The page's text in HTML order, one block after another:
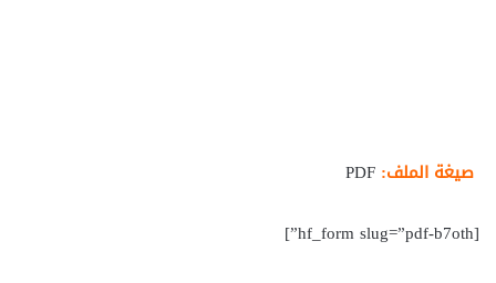
صيغة الملف:
[hf_form slug=”pdf-b7oth”]